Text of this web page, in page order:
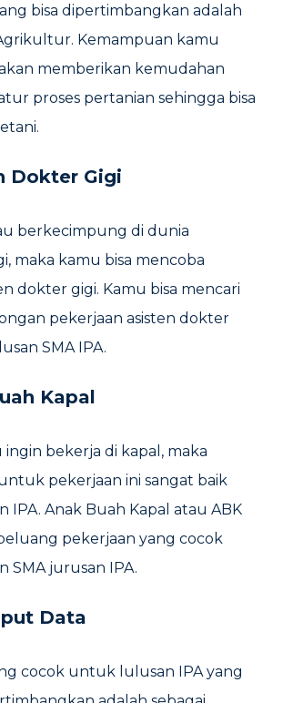
bisa dipertimbangkan adalah
Kemampuan kamu
memberikan kemudahan
proses pertanian sehingga bisa
Dokter Gigi
berkecimpung di dunia
maka kamu bisa mencoba
dokter gigi. Kamu bisa mencari
pekerjaan asisten dokter
SMA IPA.
Kapal
ingin bekerja di kapal, maka
pekerjaan ini sangat baik
IPA. Anak Buah Kapal atau ABK
pekerjaan yang cocok
SMA jurusan IPA.
Data
cocok untuk lulusan IPA yang